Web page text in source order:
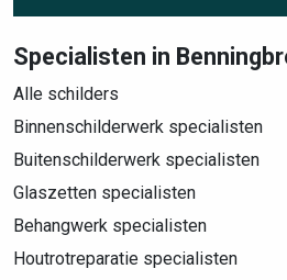
Specialisten in
Alle schilders
Binnenschilderwerk specialisten
Buitenschilderwerk specialisten
Glaszetten specialisten
Behangwerk specialisten
Houtrotreparatie specialisten